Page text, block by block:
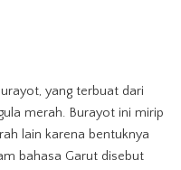
yang terbuat dari
merah. Burayot ini mirip
lain karena bentuknya
bahasa Garut disebut